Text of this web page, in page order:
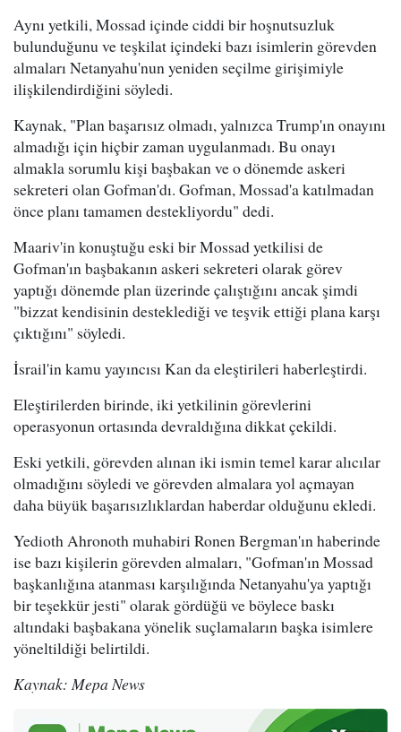
Aynı yetkili, Mossad içinde ciddi bir hoşnutsuzluk
bulunduğunu ve teşkilat içindeki bazı isimlerin görevden
almaları Netanyahu'nun yeniden seçilme girişimiyle
ilişkilendirdiğini söyledi.
Kaynak, "Plan başarısız olmadı, yalnızca Trump'ın onayını
almadığı için hiçbir zaman uygulanmadı. Bu onayı
almakla sorumlu kişi başbakan ve o dönemde askeri
sekreteri olan Gofman'dı. Gofman, Mossad'a katılmadan
önce planı tamamen destekliyordu" dedi.
Maariv'in konuştuğu eski bir Mossad yetkilisi de
Gofman'ın başbakanın askeri sekreteri olarak görev
yaptığı dönemde plan üzerinde çalıştığını ancak şimdi
"bizzat kendisinin desteklediği ve teşvik ettiği plana karşı
çıktığını" söyledi.
İsrail'in kamu yayıncısı Kan da eleştirileri haberleştirdi.
Eleştirilerden birinde, iki yetkilinin görevlerini
operasyonun ortasında devraldığına dikkat çekildi.
Eski yetkili, görevden alınan iki ismin temel karar alıcılar
olmadığını söyledi ve görevden almalara yol açmayan
daha büyük başarısızlıklardan haberdar olduğunu ekledi.
Yedioth Ahronoth muhabiri Ronen Bergman'ın haberinde
ise bazı kişilerin görevden almaları, "Gofman'ın Mossad
başkanlığına atanması karşılığında Netanyahu'ya yaptığı
bir teşekkür jesti" olarak gördüğü ve böylece baskı
altındaki başbakana yönelik suçlamaların başka isimlere
yöneltildiği belirtildi.
Kaynak: Mepa News